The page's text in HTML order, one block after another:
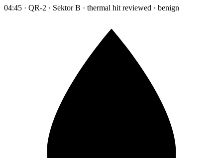
04:45 · QR-2 · Sektor B · thermal hit reviewed · benign